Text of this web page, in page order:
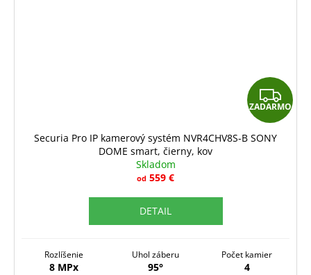
Z
A
ZADARMO
Securia Pro IP kamerový systém NVR4CHV8S-B SONY
DOME smart, čierny, kov
Skladom
od 559 €
DETAIL
Rozlíšenie
8 MPx
Uhol záberu
95°
Počet kamier
4